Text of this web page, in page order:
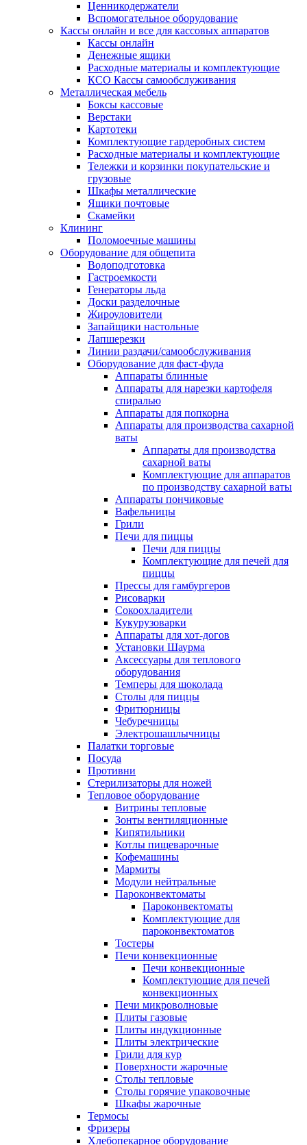
Ценникодержатели
Вспомогательное оборудование
Кассы онлайн и все для кассовых аппаратов
Кассы онлайн
Денежные ящики
Расходные материалы и комплектующие
КСО Кассы самообслуживания
Металлическая мебель
Боксы кассовые
Верстаки
Картотеки
Комплектующие гардеробных систем
Расходные материалы и комплектующие
Тележки и корзинки покупательские и
грузовые
Шкафы металлические
Ящики почтовые
Скамейки
Клининг
Поломоечные машины
Оборудование для общепита
Водоподготовка
Гастроемкости
Генераторы льда
Доски разделочные
Жироуловители
Запайщики настольные
Лапшерезки
Линии раздачи/самообслуживания
Оборудование для фаст-фуда
Аппараты блинные
Аппараты для нарезки картофеля
спиралью
Аппараты для попкорна
Аппараты для производства сахарной
ваты
Аппараты для производства
сахарной ваты
Комплектующие для аппаратов
по производству сахарной ваты
Аппараты пончиковые
Вафельницы
Грили
Печи для пиццы
Печи для пиццы
Комплектующие для печей для
пиццы
Прессы для гамбургеров
Рисоварки
Сокоохладители
Кукурузоварки
Аппараты для хот-догов
Установки Шаурма
Аксессуары для теплового
оборудования
Темперы для шоколада
Столы для пиццы
Фритюрницы
Чебуречницы
Электрошашлычницы
Палатки торговые
Посуда
Противни
Стерилизаторы для ножей
Тепловое оборудование
Витрины тепловые
Зонты вентиляционные
Кипятильники
Котлы пищеварочные
Кофемашины
Мармиты
Модули нейтральные
Пароконвектоматы
Пароконвектоматы
Комплектующие для
пароконвектоматов
Тостеры
Печи конвекционные
Печи конвекционные
Комплектующие для печей
конвекционных
Печи микроволновые
Плиты газовые
Плиты индукционные
Плиты электрические
Грили для кур
Поверхности жарочные
Столы тепловые
Столы горячие упаковочные
Шкафы жарочные
Термосы
Фризеры
Хлебопекарное оборудование